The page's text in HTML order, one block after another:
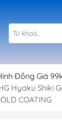
Đồng Giá
Hyaku Shiki
COATING